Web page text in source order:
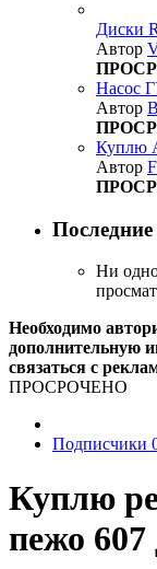
Диски
Автор
Насос
Автор
Куплю
Автор
Последние
Ни
Необходимо
дополнительную
связаться с
ПРОСРОЧЕНО
Подписчики
Куплю
пежо